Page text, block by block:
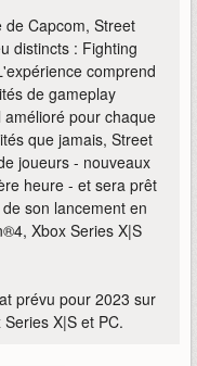
de Capcom, Street
distincts : Fighting
comprend
de gameplay
amélioré pour chaque
que jamais, Street
joueurs - nouveaux
heure - et sera prêt
son lancement en
Xbox Series X|S
prévu pour 2023 sur
X|S et PC.